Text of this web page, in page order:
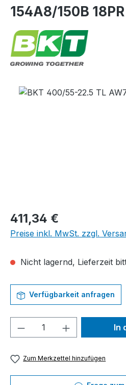
154A8/150B 18PR
Bildergalerie überspringen
Regulärer Preis:
411,34 €
Preise inkl. MwSt. zzgl.
Nicht lagernd, Lieferzeit
Verfügbarkeit anfragen
Produkt Anzahl: In
Zum Merkzettel hinzufügen